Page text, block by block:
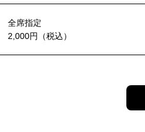
全席指定
2,000円（税込）